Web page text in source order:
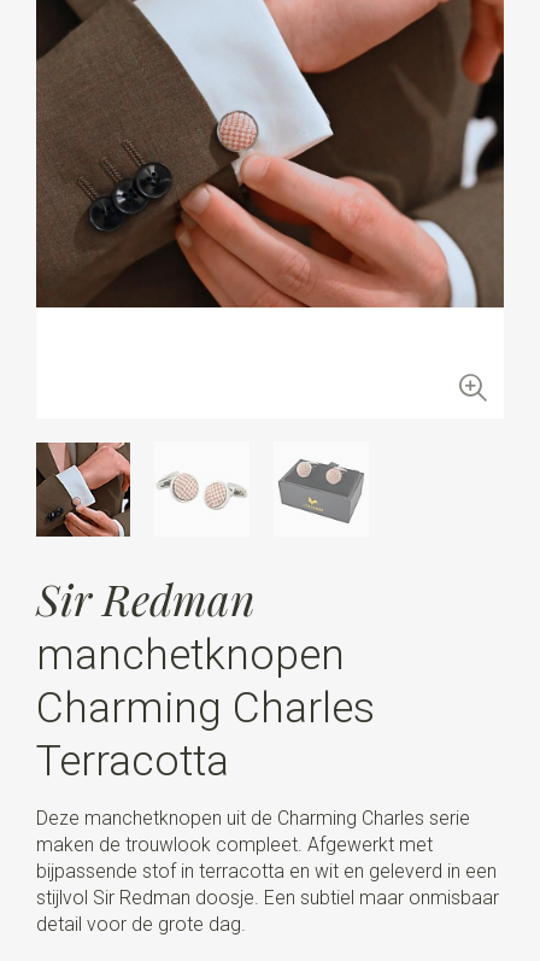
Sir Redman
manchetknopen
Charming Charles
Terracotta
Deze manchetknopen uit de Charming Charles serie
maken de trouwlook compleet. Afgewerkt met
bijpassende stof in terracotta en wit en geleverd in een
stijlvol Sir Redman doosje. Een subtiel maar onmisbaar
detail voor de grote dag.